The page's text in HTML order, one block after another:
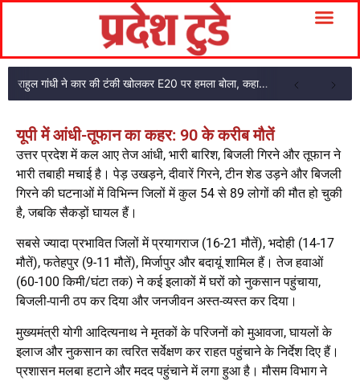
राहुल गांधी ने कार की टंकी खोलकर E20 पर हमला बोला, कहा- पूरी दाल ही काली है
यूपी में आंधी-तूफान का कहर: 90 के करीब मौतें
उत्तर प्रदेश में कल आए तेज आंधी, भारी बारिश, बिजली गिरने और तूफान ने
भारी तबाही मचाई है। पेड़ उखड़ने, दीवारें गिरने, टीन शेड उड़ने और बिजली
गिरने की घटनाओं में विभिन्न जिलों में कुल 54 से 89 लोगों की मौत हो चुकी
है, जबकि सैकड़ों घायल हैं।
सबसे ज्यादा प्रभावित जिलों में प्रयागराज (16-21 मौतें), भदोही (14-17
मौतें), फतेहपुर (9-11 मौतें), मिर्जापुर और बदायूं शामिल हैं। तेज हवाओं
(60-100 किमी/घंटा तक) ने कई इलाकों में घरों को नुकसान पहुंचाया,
बिजली-पानी ठप कर दिया और जनजीवन अस्त-व्यस्त कर दिया।
मुख्यमंत्री योगी आदित्यनाथ ने मृतकों के परिजनों को मुआवजा, घायलों के
इलाज और नुकसान का त्वरित सर्वेक्षण कर राहत पहुंचाने के निर्देश दिए हैं।
प्रशासन मलबा हटाने और मदद पहुंचाने में लगा हुआ है। मौसम विभाग ने